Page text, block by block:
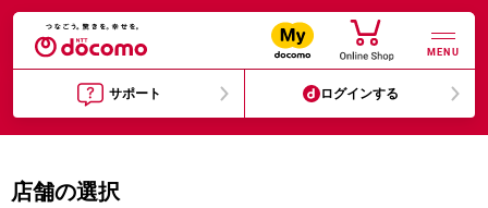
MENU
サポート ログインする
店舗の選択